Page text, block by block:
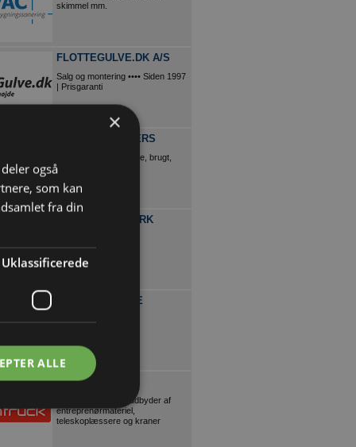
skimmel mm.
FLOTTEGULVE.DK A/S
Salg og montering •••• Siden 1997
| Prisgaranti
TITAN CONTAINERS
Alt i container, køb, leje, brugt,
isoleret etc
TOYOTA DANMARK
samarbejdspartner
MUL10 PROSAFE
SCANTRUCK
Danmarks største udbyder af
entreprenørmateriel,
teleskoplæssere og kraner
×
også
som kan
fra din
Uklassificerede
ALLE